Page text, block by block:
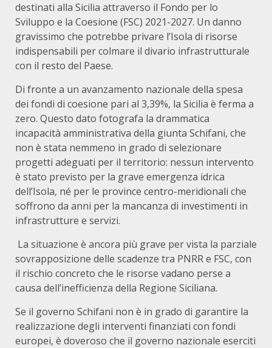
destinati alla Sicilia attraverso il Fondo per lo
Sviluppo e la Coesione (FSC) 2021-2027. Un danno
gravissimo che potrebbe privare l’Isola di risorse
indispensabili per colmare il divario infrastrutturale
con il resto del Paese.
Di fronte a un avanzamento nazionale della spesa
dei fondi di coesione pari al 3,39%, la Sicilia è ferma a
zero. Questo dato fotografa la drammatica
incapacità amministrativa della giunta Schifani, che
non è stata nemmeno in grado di selezionare
progetti adeguati per il territorio: nessun intervento
è stato previsto per la grave emergenza idrica
dell’Isola, né per le province centro-meridionali che
soffrono da anni per la mancanza di investimenti in
infrastrutture e servizi.
La situazione è ancora più grave per vista la parziale
sovrapposizione delle scadenze tra PNRR e FSC, con
il rischio concreto che le risorse vadano perse a
causa dell’inefficienza della Regione Siciliana.
Se il governo Schifani non è in grado di garantire la
realizzazione degli interventi finanziati con fondi
europei, è doveroso che il governo nazionale eserciti